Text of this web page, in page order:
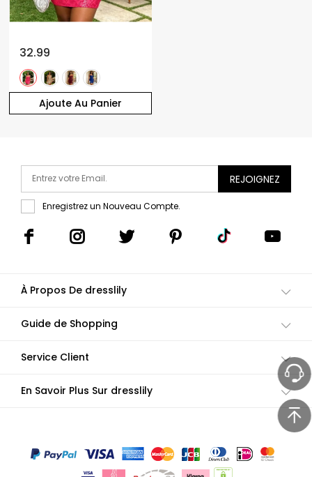
Ajoute Au Panier
32.99
REJOIGNEZ
Enregistrez un Nouveau Compte.
À Propos De dresslily
Guide de Shopping
Service Client
En Savoir Plus Sur dresslily